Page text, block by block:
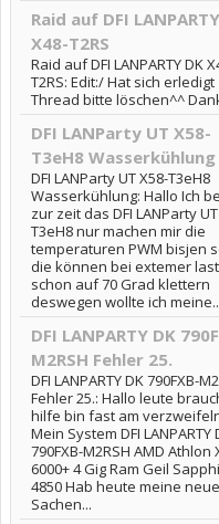
Raid auf DFI
X48-T2RS
Raid auf DFI LANPARTY DK
T2RS: Edit:/ Hat sich erledigt
Thread bitte löschen^^
DFI LANParty UT X58-
T3eH8 Wasserkühlung
DFI LANParty UT X58-T3eH8
Wasserkühlung: Hallo Ich
zur zeit das DFI LANParty
T3eH8 nur machen mir die
temperaturen PWM bisjen
die können bei extemer last
schon auf 70 Grad klettern
deswegen wollte ich
DFI LANPARTY DK
M2RSH Fehler 25.
DFI LANPARTY DK 790FXB-
Fehler 25.: Hallo leute
hilfe bin fast am
Mein System DFI LANPARTY
790FXB-M2RSH AMD Athlon
6000+ 4 Gig Ram Geil
4850 Hab heute meine
Sachen...